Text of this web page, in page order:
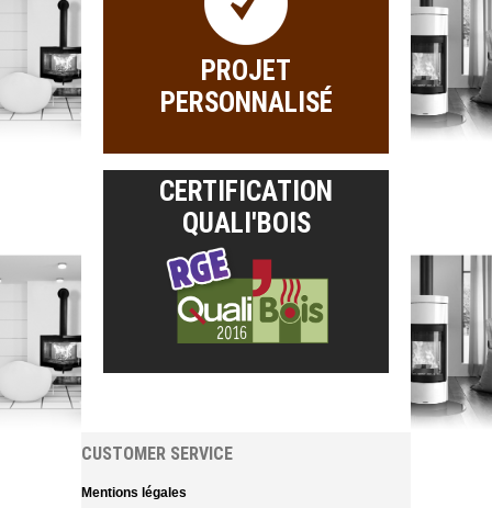
PROJET
PERSONNALISÉ
CERTIFICATION
QUALI'BOIS
CUSTOMER SERVICE
Mentions légales